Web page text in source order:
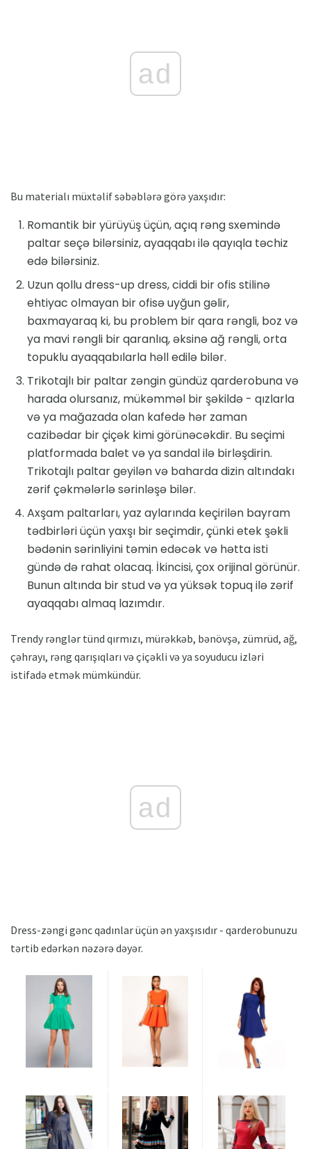
ad
Bu materialı müxtəlif səbəblərə görə yaxşıdır:
Romantik bir yürüyüş üçün, açıq rəng sxemində
paltar seçə bilərsiniz, ayaqqabı ilə qayıqla təchiz
edə bilərsiniz.
Uzun qollu dress-up dress, ciddi bir ofis stilinə
ehtiyac olmayan bir ofisə uyğun gəlir,
baxmayaraq ki, bu problem bir qara rəngli, boz və
ya mavi rəngli bir qaranlıq, əksinə ağ rəngli, orta
topuklu ayaqqabılarla həll edilə bilər.
Trikotajlı bir paltar zəngin gündüz qarderobuna və
harada olursanız, mükəmməl bir şəkildə - qızlarla
və ya mağazada olan kafedə hər zaman
cazibədar bir çiçək kimi görünəcəkdir. Bu seçimi
platformada balet və ya sandal ilə birləşdirin.
Trikotajlı paltar geyilən və baharda dizin altındakı
zərif çəkmələrlə sərinləşə bilər.
Axşam paltarları, yaz aylarında keçirilən bayram
tədbirləri üçün yaxşı bir seçimdir, çünki etek şəkli
bədənin sərinliyini təmin edəcək və hətta isti
gündə də rahat olacaq. İkincisi, çox orijinal görünür.
Bunun altında bir stud və ya yüksək topuq ilə zərif
ayaqqabı almaq lazımdır.
Trendy rənglər tünd qırmızı, mürəkkəb, bənövşə, zümrüd, ağ,
çəhrayı, rəng qarışıqları və çiçəkli və ya soyuducu izləri
istifadə etmək mümkündür.
ad
Dress-zəngi gənc qadınlar üçün ən yaxşısıdır - qarderobunuzu
tərtib edərkən nəzərə dəyər.